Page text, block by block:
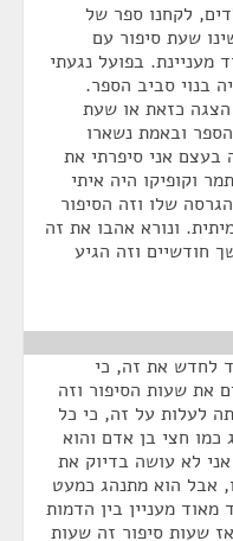
לקחנו ספר של
שעת סיפור עם
מעניינת. בפועל נגעתי
בנוי סביב הספר.
כזאת או שעת
ובאמת נשארו
בעצם אני סיפרתי את
וקופיקו היה איתי
שלו וזה הסיפור
ונורא אהבו את זה
חודשיים וזה הגיע
לחדש את זה, כי
את שעות הסיפור וזה
לעלות על זה, כי כל
כמו חצי בן אדם והוא
לא עושה בדיוק את
אבל הוא מתנהג כמעט
מעניין בין הדמות
שעות סיפור זה שעות